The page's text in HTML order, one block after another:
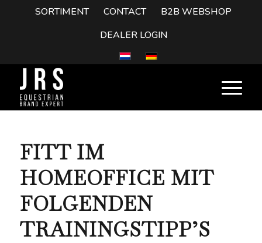
SORTIMENT CONTACT
B2B WEBSHOP
DEALER LOGIN
FITT IM
HOMEOFFICE MIT
FOLGENDEN
TRAININGSTIPP’S